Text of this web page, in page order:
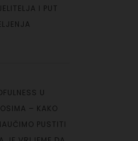
I PUT
U
– KAKO
PUSTITI